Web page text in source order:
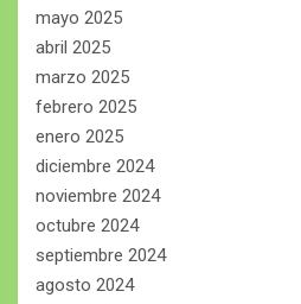
mayo 2025
abril 2025
marzo 2025
febrero 2025
enero 2025
diciembre 2024
noviembre 2024
octubre 2024
septiembre 2024
agosto 2024